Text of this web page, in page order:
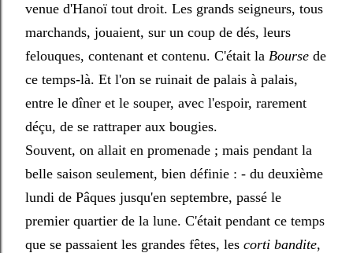
venue d'Hanoï tout droit. Les grands seigneurs, tous
marchands, jouaient, sur un coup de dés, leurs
felouques, contenant et contenu. C'était la Bourse de
ce temps-là. Et l'on se ruinait de palais à palais,
entre le dîner et le souper, avec l'espoir, rarement
déçu, de se rattraper aux bougies.
Souvent, on allait en promenade ; mais pendant la
belle saison seulement, bien définie : - du deuxième
lundi de Pâques jusqu'en septembre, passé le
premier quartier de la lune. C'était pendant ce temps
que se passaient les grandes fêtes, les corti bandite,